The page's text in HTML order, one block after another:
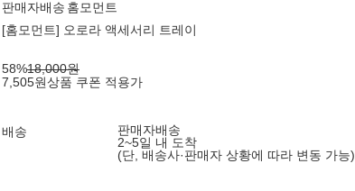
판매자배송 홈모먼트
[홈모먼트] 오로라 액세서리 트레이
58%18,000원
7,505원상품 쿠폰 적용가
배송
판매자배송
2~5일 내 도착
(단, 배송사·판매자 상황에 따라 변동 가능)